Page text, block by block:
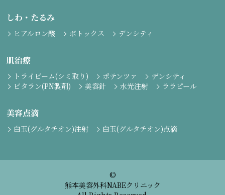
しわ・たるみ
ヒアルロン酸 ボトックス デンシティ
肌治療
トライビーム(シミ取り) ポテンツァ
デンシティ
ビタラン(PN製剤)
美容針 水光注射 ララピール
美容点滴
白玉(グルタチオン)注射 白玉(グルタチオン)点滴
©
熊本美容外科NABEクリニック